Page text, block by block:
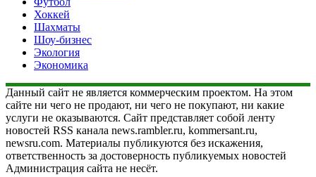
Хоккей
Шахматы
Шоу-бизнес
Экология
Экономика
Данный сайт не является коммерческим проектом. На этом
сайте ни чего не продают, ни чего не покупают, ни какие
услуги не оказываются. Сайт представляет собой ленту
новостей RSS канала news.rambler.ru, kommersant.ru,
newsru.com. Материалы публикуются без искажения,
ответственность за достоверность публикуемых новостей
Администрация сайта не несёт.